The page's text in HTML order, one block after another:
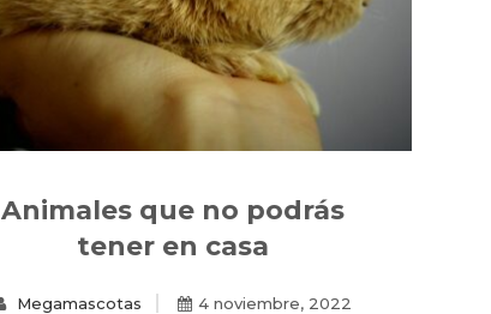
Animales que no podrás
tener en casa
Megamascotas 4 noviembre, 2022